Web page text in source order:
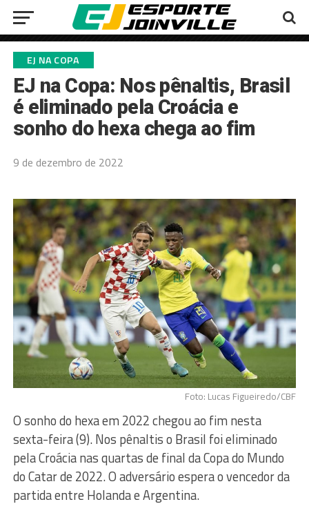
EJ NA COPA
EJ na Copa: Nos pênaltis, Brasil
é eliminado pela Croácia e
sonho do hexa chega ao fim
9 de dezembro de 2022
Foto: Lucas Figueiredo/CBF
O sonho do hexa em 2022 chegou ao fim nesta
sexta-feira (9). Nos pênaltis o Brasil foi eliminado
pela Croácia nas quartas de final da Copa do Mundo
do Catar de 2022. O adversário espera o vencedor da
partida entre Holanda e Argentina.